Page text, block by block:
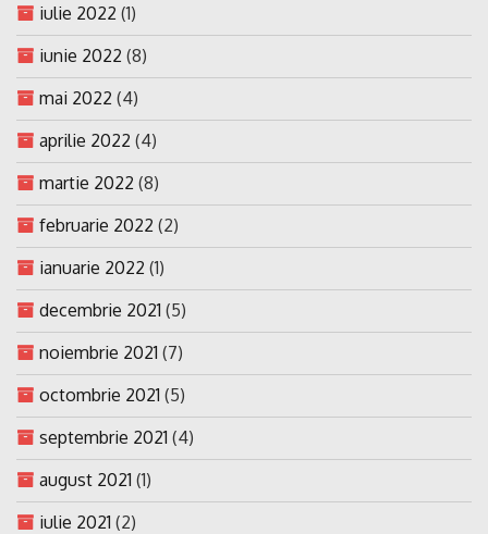
iulie 2022 (1)
iunie 2022 (8)
mai 2022 (4)
aprilie 2022 (4)
martie 2022 (8)
februarie 2022 (2)
ianuarie 2022 (1)
decembrie 2021 (5)
noiembrie 2021 (7)
octombrie 2021 (5)
septembrie 2021 (4)
august 2021 (1)
iulie 2021 (2)